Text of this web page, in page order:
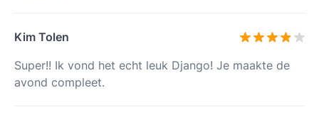
Kim Tolen
Super!! Ik vond het echt leuk Django! Je maakte de
avond compleet.